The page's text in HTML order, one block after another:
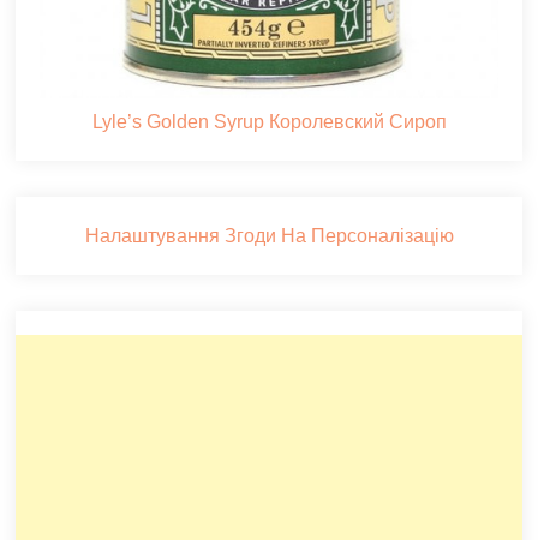
Lyle’s Golden Syrup Королевский Сироп
Налаштування Згоди На Персоналізацію